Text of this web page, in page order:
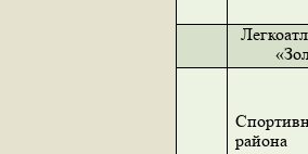
района